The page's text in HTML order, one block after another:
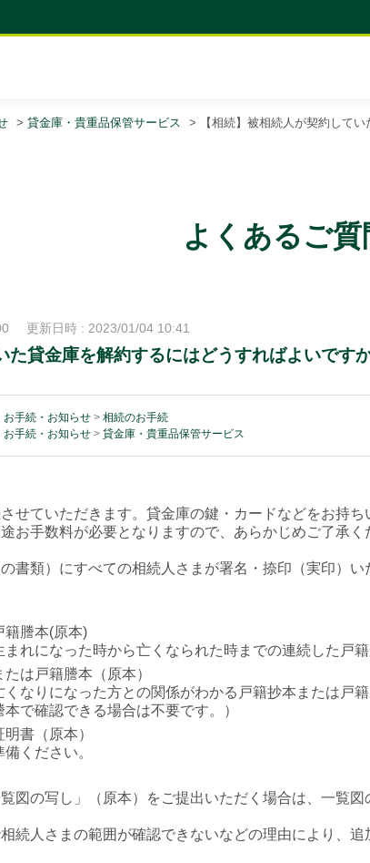
> 貸金庫・貴重品保管サービス >
【相続】被相続人が契約して
よくあるご質
更新日時 : 2023/01/04 10:41
た貸金庫を解約するにはどうすればよいです
お手続・お知らせ > 相続のお手続
お手続・お知らせ > 貸金庫・貴重品保管サービス
せていただきます。貸金庫の鍵・カードなどをお持ち
お手数料が必要となりますので、あらかじめご了承く
書類）にすべての相続人さまが署名・捺印（実印）
籍謄本(原本)
れになった時から亡くなられた時までの連続した戸籍
は戸籍謄本（原本）
なりになった方との関係がわかる戸籍抄本または戸籍
本で確認できる場合は不要です。）
書（原本）
ください。
図の写し」（原本）をご提出いただく場合は、一覧
続人さまの範囲が確認できないなどの理由により、